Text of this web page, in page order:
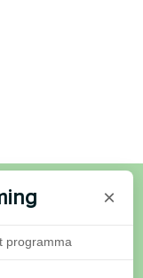
×
programma